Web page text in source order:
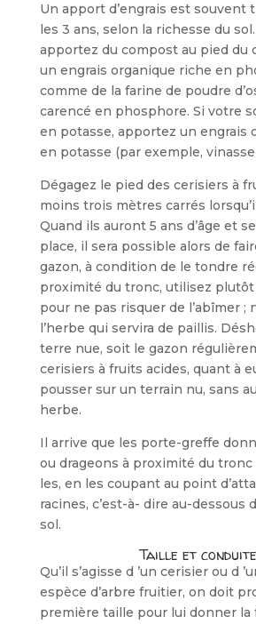
Un apport d’engrais est souvent
les 3 ans, selon la richesse du sol.
apportez du compost au pied du
un engrais organique riche en
comme de la farine de poudre
carencé en phosphore. Si votre
en potasse, apportez un engrais
en potasse (par exemple,
Dégagez le pied des cerisiers à
moins trois mètres carrés
Quand ils auront 5 ans d’âge et
place, il sera possible alors de
gazon, à condition de le tondre
proximité du tronc, utilisez
pour ne pas risquer de l’abîmer ;
l’herbe qui servira de paillis.
terre nue, soit le gazon
cerisiers à fruits acides, quant à
pous­ser sur un terrain nu, sans
herbe.
Il arrive que les porte-greffe
ou drageons à proximité du
les, en les coupant au point
racines, c’est-à- dire au-dessous
sol.
Taille et conduite
Qu’il s’agisse d ’un cerisier ou d
espèce d’arbre fruitier, on doit
première taille pour lui don­ner la